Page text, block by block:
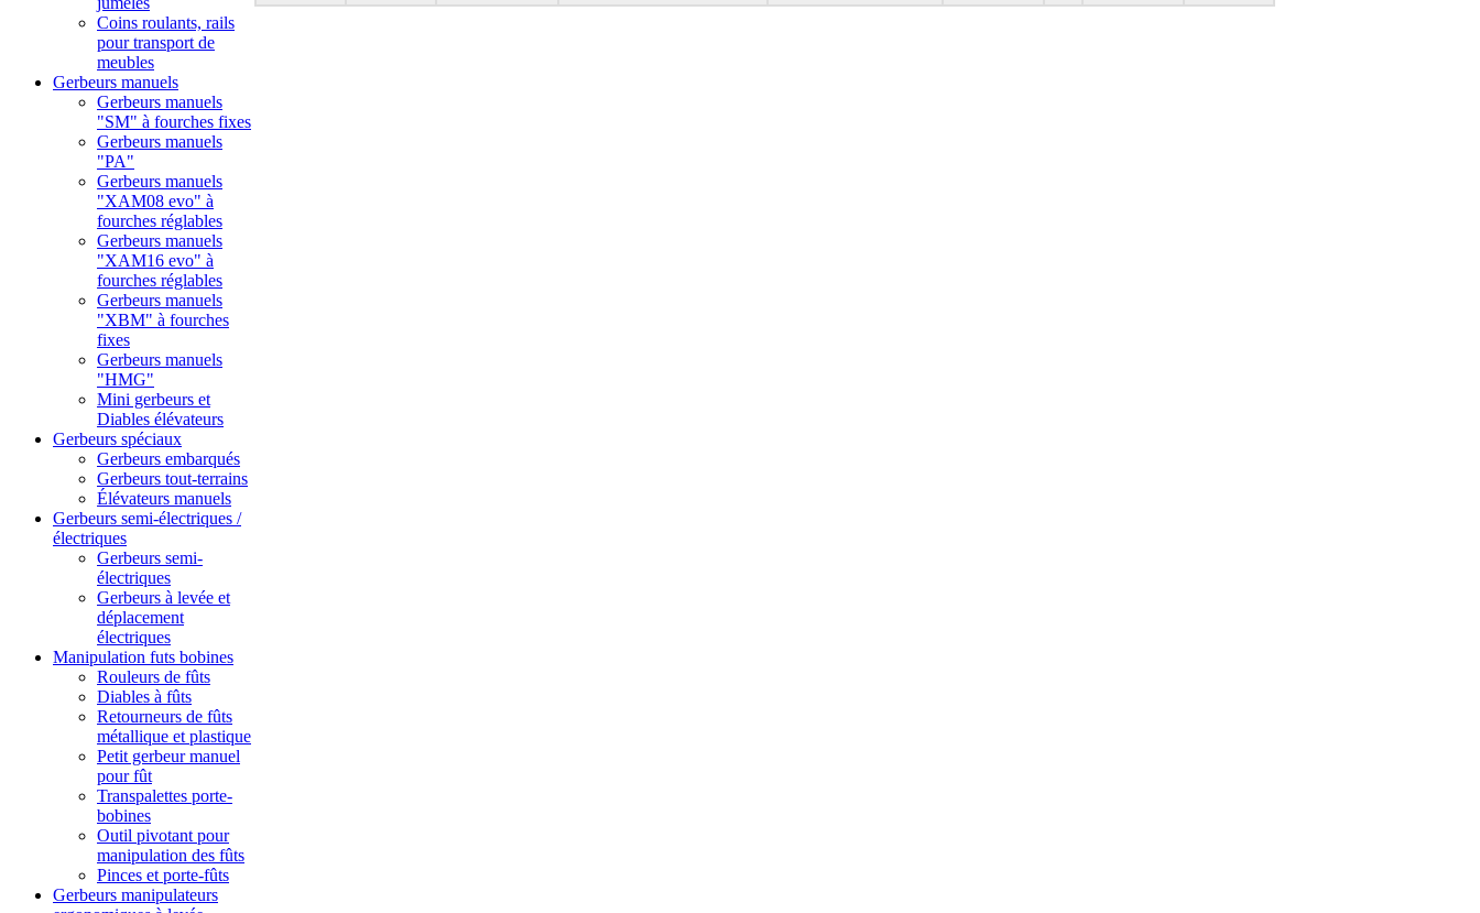
Coins roulants, rails
pour transport de
meubles
Gerbeurs manuels
Gerbeurs manuels
"SM" à fourches fixes
Gerbeurs manuels
"PA"
Gerbeurs manuels
"XAM08 evo" à
fourches réglables
Gerbeurs manuels
"XAM16 evo" à
fourches réglables
Gerbeurs manuels
"XBM" à fourches
fixes
Gerbeurs manuels
"HMG"
Mini gerbeurs et
Diables élévateurs
Gerbeurs spéciaux
Gerbeurs embarqués
Gerbeurs tout-terrains
Élévateurs manuels
Gerbeurs semi-électriques /
électriques
Gerbeurs semi-
électriques
Gerbeurs à levée et
déplacement
électriques
Manipulation futs bobines
Rouleurs de fûts
Diables à fûts
Retourneurs de fûts
métallique et plastique
Petit gerbeur manuel
pour fût
Transpalettes porte-
bobines
Outil pivotant pour
manipulation des fûts
Pinces et porte-fûts
Gerbeurs manipulateurs